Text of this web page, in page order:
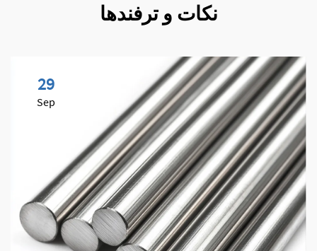
نکات و ترفندها
29
Sep